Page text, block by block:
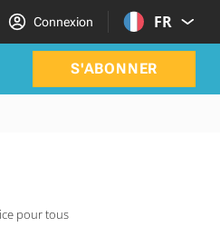
Connexion FR
S'ABONNER
pour tous